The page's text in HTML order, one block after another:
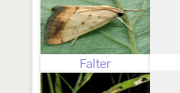
Falter